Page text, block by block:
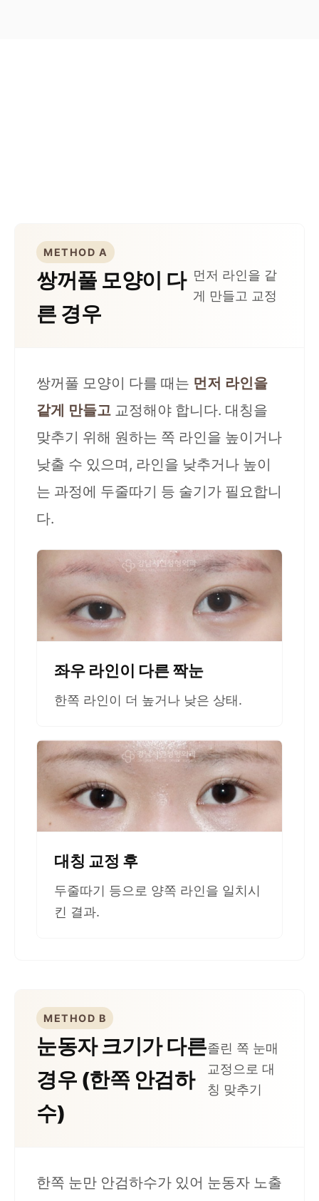
METHOD A
쌍꺼풀 모양이 다
른 경우
먼저 라인을 같
게 만들고 교정
쌍꺼풀 모양이 다를 때는 먼저 라인을
같게 만들고 교정해야 합니다. 대칭을
맞추기 위해 원하는 쪽 라인을 높이거나
낮출 수 있으며, 라인을 낮추거나 높이
는 과정에 두줄따기 등 술기가 필요합니
다.
좌우 라인이 다른 짝눈
한쪽 라인이 더 높거나 낮은 상태.
대칭 교정 후
두줄따기 등으로 양쪽 라인을 일치시
킨 결과.
METHOD B
눈동자 크기가 다른
경우 (한쪽 안검하
수)
졸린 쪽 눈매
교정으로 대
칭 맞추기
한쪽 눈만 안검하수가 있어 눈동자 노출